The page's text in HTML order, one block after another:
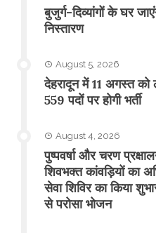
बुजुर्ग-दिव्यांगों के घर
निस्तारण
August 5, 2026
​देहरादून में 11 अगस्त को
559 पदों पर होगी भर्ती
August 4, 2026
पुष्पवर्षा और चरण
शिवभक्त कांवड़ियों का
सेवा शिविर का किया
से परोसा भोजन